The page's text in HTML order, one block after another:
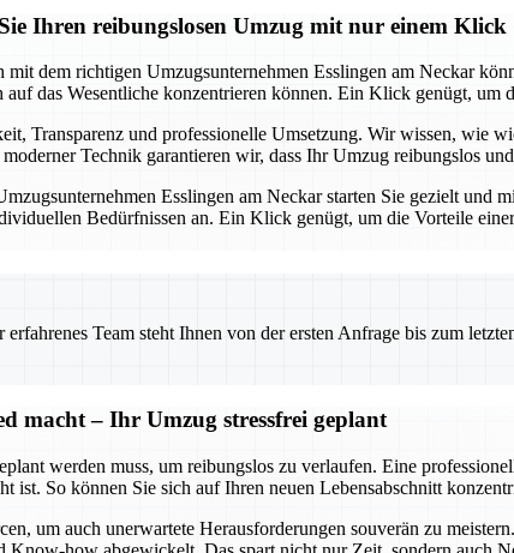
Ihren reibungslosen Umzug mit nur einem Klick
dem richtigen Umzugsunternehmen Esslingen am Neckar
das Wesentliche konzentrieren können. Ein Klick genügt, um
Transparenz und professionelle Umsetzung. Wir wissen, wie
Technik garantieren wir, dass Ihr Umzug reibungslos
Esslingen am Neckar starten Sie gezielt und
Bedürfnissen an. Ein Klick genügt, um die Vorteile
Team steht Ihnen von der ersten Anfrage bis zum
macht – Ihr Umzug stressfrei geplant
werden muss, um reibungslos zu verlaufen. Eine
ist. So können Sie sich auf Ihren neuen Lebensabschnitt
um auch unerwartete Herausforderungen souverän zu